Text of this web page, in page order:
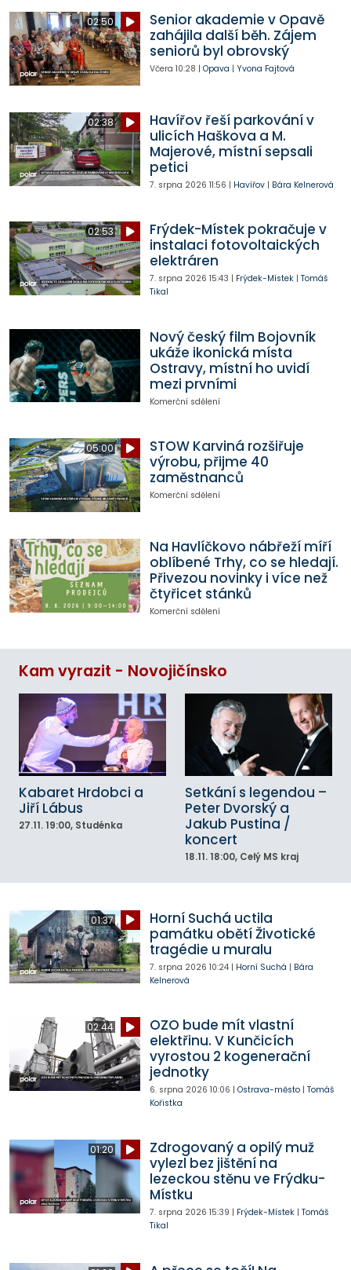
02:50
Senior akademie v Opavě
zahájila další běh. Zájem
seniorů byl obrovský
Včera 10:28 | Opava | Yvona Fajtová
02:38
Havířov řeší parkování v
ulicích Haškova a M.
Majerové, místní sepsali
petici
7. srpna 2026 11:56 | Havířov| Bára Kelnerová
02:53
Frýdek-Místek pokračuje v
instalaci fotovoltaických
elektráren
7. srpna 2026 15:43 | Frýdek-Místek| Tomáš
Tikal
Nový český film Bojovník
ukáže ikonická místa
Ostravy, místní ho uvidí
mezi prvními
Komerční sdělení
05:00
STOW Karviná rozšiřuje
výrobu, přijme 40
zaměstnanců
Komerční sdělení
Na Havlíčkovo nábřeží míří
oblíbené Trhy, co se hledají.
Přivezou novinky i více než
čtyřicet stánků
Komerční sdělení
Kam vyrazit - Novojičínsko
Kabaret Hrdobci a
Jiří Lábus
27.11. 19:00, Studénka
Setkání s legendou –
Peter Dvorský a
Jakub Pustina /
koncert
18.11. 18:00, Celý MS kraj
01:37
Horní Suchá uctila
památku obětí Životické
tragédie u muralu
7. srpna 2026 10:24| Horní Suchá | Bára
Kelnerová
02:44
OZO bude mít vlastní
elektřinu. V Kunčicích
vyrostou 2 kogenerační
jednotky
6. srpna 2026 10:06 | Ostrava-město| Tomáš
Kořistka
01:20
Zdrogovaný a opilý muž
vylezl bez jištění na
lezeckou stěnu ve Frýdku-
Místku
7. srpna 2026 15:39 | Frýdek-Místek| Tomáš
Tikal